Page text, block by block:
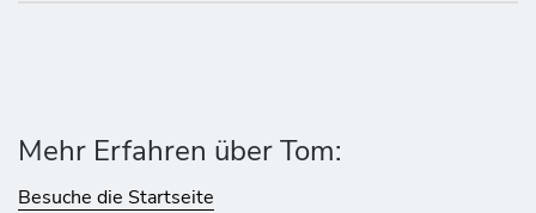
Mehr Erfahren über Tom:
Besuche die Startseite